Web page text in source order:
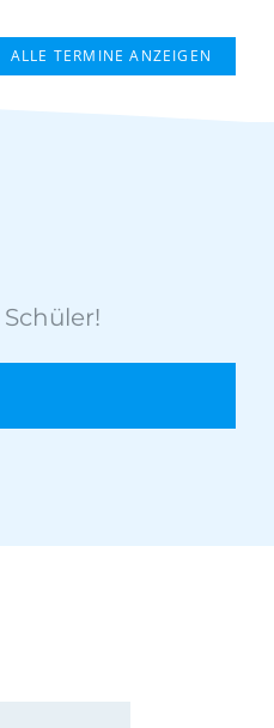
ALLE TERMINE ANZEIGEN